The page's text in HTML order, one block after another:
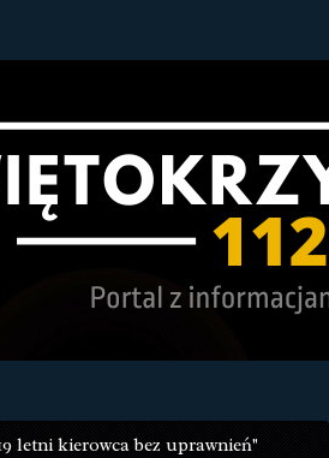
letni kierowca bez uprawnień"